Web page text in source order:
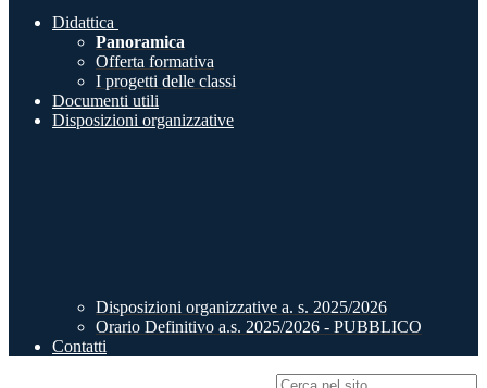
Didattica
Panoramica
Offerta formativa
I progetti delle classi
Documenti utili
Disposizioni organizzative
Disposizioni organizzative a. s. 2025/2026
Orario Definitivo a.s. 2025/2026 - PUBBLICO
Contatti